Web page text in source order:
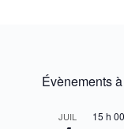
Évènements
JUIL 15 h